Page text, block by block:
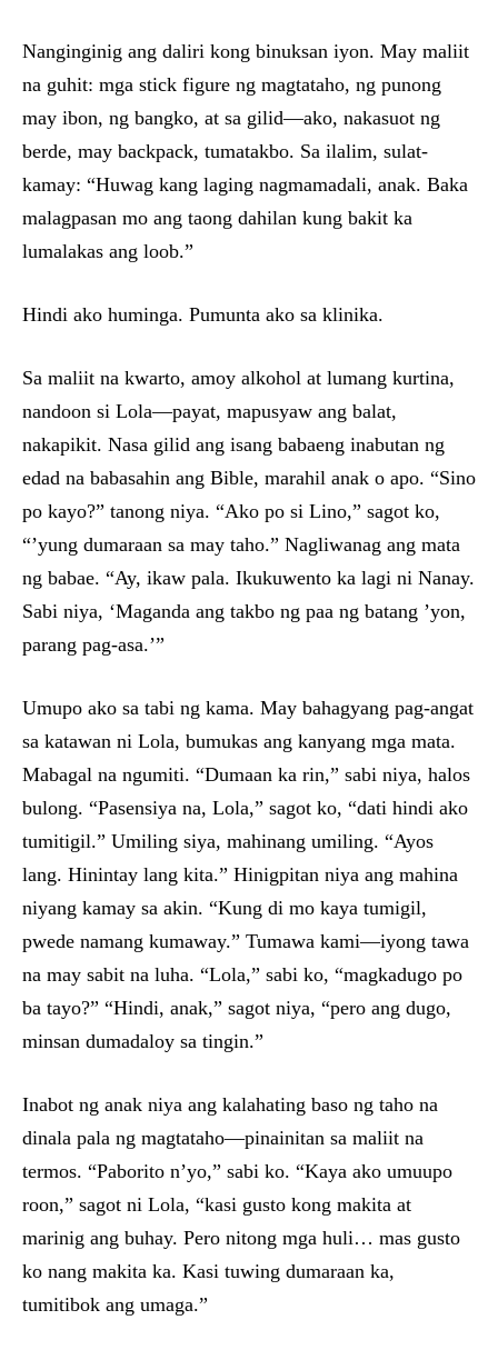
Nanginginig ang daliri kong binuksan iyon. May maliit
na guhit: mga stick figure ng magtataho, ng punong
may ibon, ng bangko, at sa gilid—ako, nakasuot ng
berde, may backpack, tumatakbo. Sa ilalim, sulat-
kamay: “Huwag kang laging nagmamadali, anak. Baka
malagpasan mo ang taong dahilan kung bakit ka
lumalakas ang loob.”
Hindi ako huminga. Pumunta ako sa klinika.
Sa maliit na kwarto, amoy alkohol at lumang kurtina,
nandoon si Lola—payat, mapusyaw ang balat,
nakapikit. Nasa gilid ang isang babaeng inabutan ng
edad na babasahin ang Bible, marahil anak o apo. “Sino
po kayo?” tanong niya. “Ako po si Lino,” sagot ko,
“’yung dumaraan sa may taho.” Nagliwanag ang mata
ng babae. “Ay, ikaw pala. Ikukuwento ka lagi ni Nanay.
Sabi niya, ‘Maganda ang takbo ng paa ng batang ’yon,
parang pag-asa.’”
Umupo ako sa tabi ng kama. May bahagyang pag-angat
sa katawan ni Lola, bumukas ang kanyang mga mata.
Mabagal na ngumiti. “Dumaan ka rin,” sabi niya, halos
bulong. “Pasensiya na, Lola,” sagot ko, “dati hindi ako
tumitigil.” Umiling siya, mahinang umiling. “Ayos
lang. Hinintay lang kita.” Hinigpitan niya ang mahina
niyang kamay sa akin. “Kung di mo kaya tumigil,
pwede namang kumaway.” Tumawa kami—iyong tawa
na may sabit na luha. “Lola,” sabi ko, “magkadugo po
ba tayo?” “Hindi, anak,” sagot niya, “pero ang dugo,
minsan dumadaloy sa tingin.”
Inabot ng anak niya ang kalahating baso ng taho na
dinala pala ng magtataho—pinainitan sa maliit na
termos. “Paborito n’yo,” sabi ko. “Kaya ako umuupo
roon,” sagot ni Lola, “kasi gusto kong makita at
marinig ang buhay. Pero nitong mga huli… mas gusto
ko nang makita ka. Kasi tuwing dumaraan ka,
tumitibok ang umaga.”